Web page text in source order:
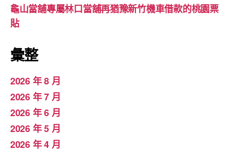
龜山當舖專屬林口當舖再猶豫新竹機車借款的桃園票
貼
彙整
2026 年 8 月
2026 年 7 月
2026 年 6 月
2026 年 5 月
2026 年 4 月